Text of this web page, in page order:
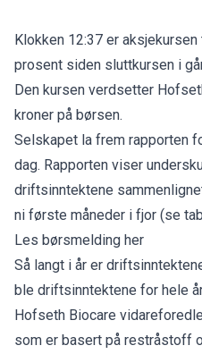
Klokken 12:37 er
prosent siden sluttkursen i
Den kursen verdsetter
kroner på børsen.
Selskapet la frem rapporten
dag. Rapporten viser
driftsinntektene
ni første måneder i fjor (se
Les børsmelding her
Så langt i år er
ble driftsinntektene for hele
Hofseth Biocare
som er basert på restråstoff